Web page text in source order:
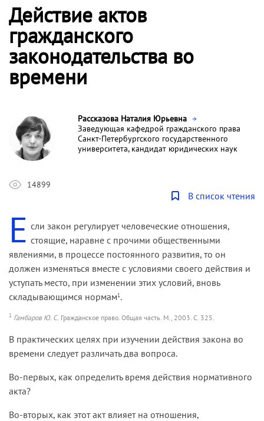
Действие актов
гражданского
законодательства во
времени
Рассказова Наталия Юрьевна
Заведующая кафедрой гражданского права
Санкт-Петербургского государственного
университета, кандидат юридических наук
14899
В список чтения
Е сли закон регулирует человеческие отношения,
стоящие, наравне с прочими общественными
явлениями, в процессе постоянного развития, то он
должен изменяться вместе с условиями своего действия и
уступать место, при изменении этих условий, вновь
складывающимся нормам1 .
1 Гамбаров Ю. С. Гражданское право. Общая часть. М., 2003. С. 325.
В практических целях при изучении действия закона во
времени следует различать два вопроса.
Во-первых, как определить время действия нормативного
акта?
Во-вторых, как этот акт влияет на отношения,